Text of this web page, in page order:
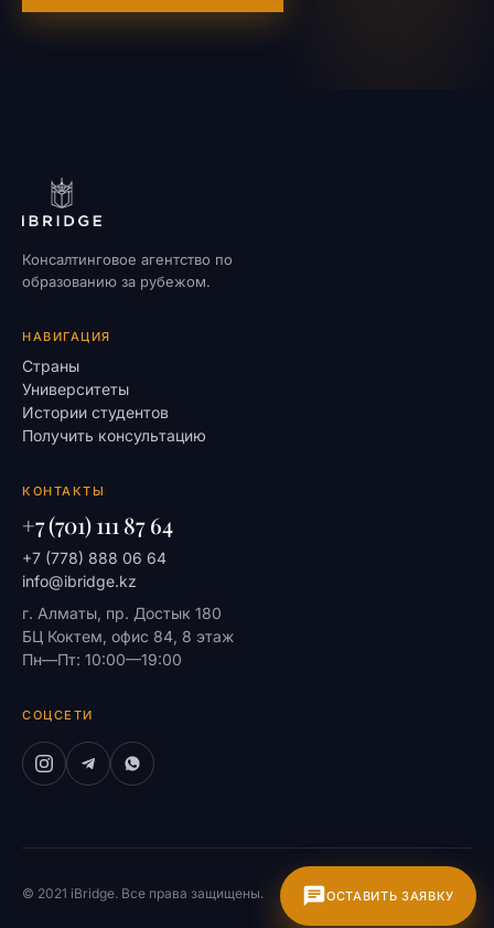
Консалтинговое агентство по
образованию за рубежом.
НАВИГАЦИЯ
Страны
Университеты
Истории студентов
Получить консультацию
КОНТАКТЫ
+7 (701) 111 87 64
+7 (778) 888 06 64
info@ibridge.kz
г. Алматы, пр. Достык 180
БЦ Коктем, офис 84, 8 этаж
Пн—Пт: 10:00—19:00
СОЦСЕТИ
© 2021 iBridge. Все права защищены. На главную
ОСТАВИТЬ ЗАЯВКУ